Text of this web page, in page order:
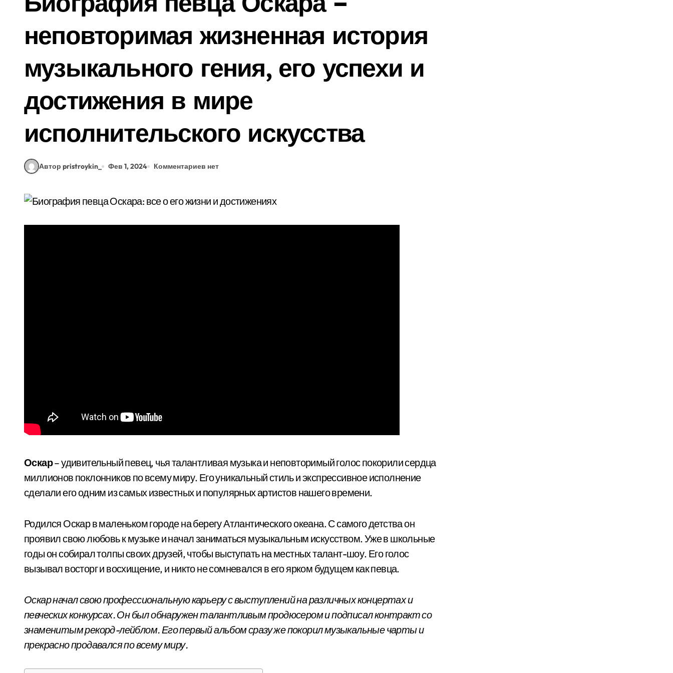
неповторимая жизненная история
музыкального гения, его успехи и
достижения в мире
исполнительского искусства
Автор pristroykin_ Фев 1, 2024 Комментариев нет
Оскар– удивительный певец, чья талантливая музыка и неповторимый голос покорили сердца
миллионов поклонников по всему миру. Его уникальный стиль и экспрессивное исполнение
сделали его одним из самых известных и популярных артистов нашего времени.
Родился Оскар в маленьком городе на берегу Атлантического океана. С самого детства он
проявил свою любовь к музыке и начал заниматься музыкальным искусством. Уже в школьные
годы он собирал толпы своих друзей, чтобы выступать на местных талант-шоу. Его голос
вызывал восторг и восхищение, и никто не сомневался в его ярком будущем как певца.
Оскар начал свою профессиональную карьеру с выступлений на различных концертах и
певческих конкурсах. Он был обнаружен талантливым продюсером и подписал контракт со
знаменитым рекорд-лейблом. Его первый альбом сразу же покорил музыкальные чарты и
прекрасно продавался по всему миру.